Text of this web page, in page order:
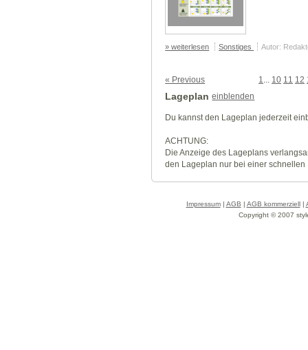
» weiterlesen Sonstiges Autor:
« Previous 1... 10 11 12
Lageplan einblenden
Du kannst den Lageplan jederzeit
ACHTUNG:
Die Anzeige des Lageplans
den Lageplan nur bei einer
Impressum| AGB AGB kommerziell
Copyright © 2007